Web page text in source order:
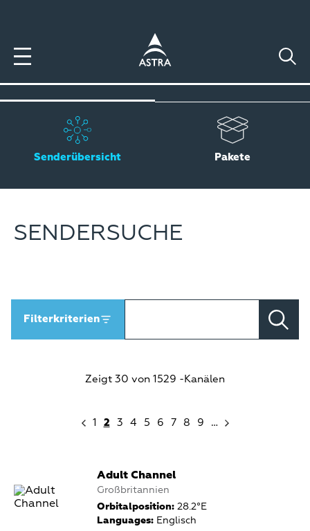
Senderübersicht Pakete
SENDERSUCHE
Filterkriterien
Zeigt 30 von 1529 -Kanälen
1 2 3 4 5 6 7 8 9 …
Adult Channel
Großbritannien
Orbitalposition: 28.2°E
Languages: Englisch